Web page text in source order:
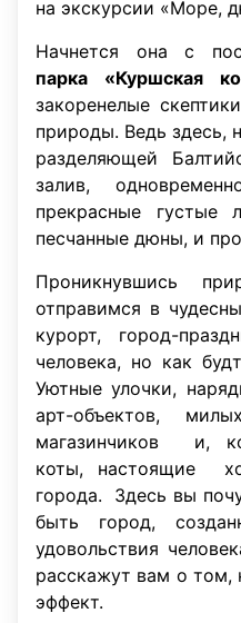
на экскурсии «Море,
Начнется она с
парка «Куршская
закоренелые
природы. Ведь здесь,
разделяющей
залив,
прекрасные густые
песчанные дюны, и
Проникнувшись
отправимся в
курорт, город-
человека, но как
Уютные улочки,
арт-объектов,
магазинчиков и,
коты, настоящие
города. Здесь вы
быть город,
удовольствия
расскажут вам о том,
эффект.